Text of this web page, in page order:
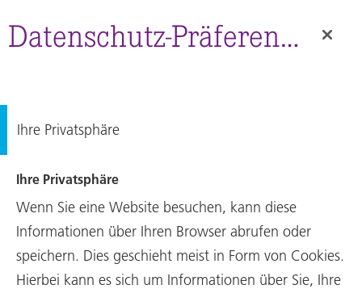
Group
Site
you'll find theoriginal version
Code of Conduct &
Values
RUAG International is committed to
expanding its reputation and market
Datenschutz-Präferenz-Center
Ihre Privatsphäre
Ihre Privatsphäre
Wenn Sie eine Website besuchen, kann diese
Informationen über Ihren Browser abrufen oder
speichern. Dies geschieht meist in Form von Cookies.
Hierbei kann es sich um Informationen über Sie, Ihre